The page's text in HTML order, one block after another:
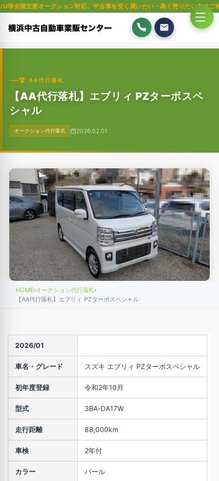
クション対応。中古車を安く買いたい・高く売りたい方はご相談くださ
🏆 AA代行落札
【AA代行落札】エブリィ PZターボスペ
シャル
オークション代行落札 2026.02.01
HOME›オークション代行落札›
【AA代行落札】エブリィ PZターボスペシャル
2026/01
車名・グレード スズキ エブリィ PZターボスペシャル
初年度登録 令和2年10月
型式 3BA-DA17W
走行距離 88,000km
車検 2年付
カラー パール